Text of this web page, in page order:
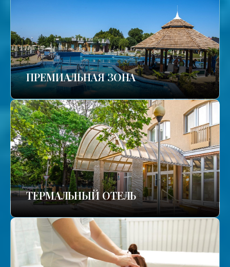
ПРЕМИАЛЬНАЯ ЗОНА
ТЕРМАЛЬНЫЙ ОТЕЛЬ